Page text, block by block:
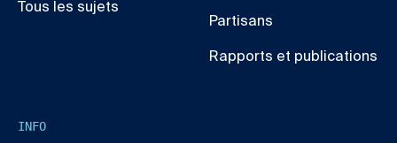
Tous les sujets
Partisans
Rapports et publications
INFO